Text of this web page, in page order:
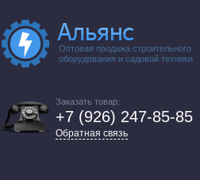
Оптовая продажа строительного
оборудования и садовой техники
Заказать товар:
+7 (926) 247-85-85
Обратная связь